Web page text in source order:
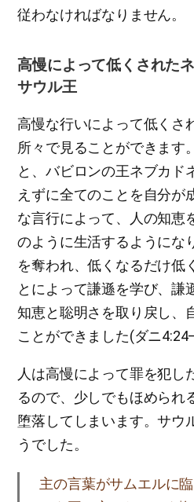
従わなければなりません。
高慢によって低くされた
サウル王
高慢な行いによって低くさ
所々で見ることができます
と、バビロンの王ネブカド
えずに全てのことを自分が
な言行によって、人の知恵
のように生活するようにな
を奪われ、低くなるだけ低
とによって謙遜を学び、謙
知恵と聡明さを取り戻し、
ことができました(ダニ
人は高慢によって罪を犯し
るので、少しでもほめられ
堕落してしまいます。サウ
うでした。
主の言葉がサムエルに